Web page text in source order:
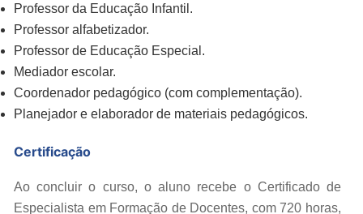
Professor da Educação Infantil.
Professor alfabetizador.
Professor de Educação Especial.
Mediador escolar.
Coordenador pedagógico (com complementação).
Planejador e elaborador de materiais pedagógicos.
Certificação
Ao concluir o curso, o aluno recebe o Certificado de
Especialista em Formação de Docentes, com 720 horas,